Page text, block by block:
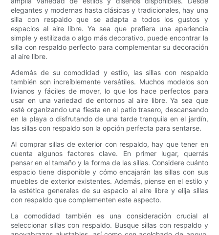
elegantes y modernas hasta clásicas y tradicionales, hay una
silla con respaldo que se adapta a todos los gustos y
espacios al aire libre. Ya sea que prefiera una apariencia
simple y estilizada o algo más decorativo, puede encontrar la
silla con respaldo perfecto para complementar su decoración
al aire libre.
Además de su comodidad y estilo, las sillas con respaldo
también son increíblemente versátiles. Muchos modelos son
livianos y fáciles de mover, lo que los hace perfectos para
usar en una variedad de entornos al aire libre. Ya sea que
esté organizando una fiesta en el patio trasero, descansando
en la playa o disfrutando de una tarde tranquila en el jardín,
las sillas con respaldo son la opción perfecta para sentarse.
Al comprar sillas de exterior con respaldo, hay que tener en
cuenta algunos factores clave. En primer lugar, querrás
pensar en el tamaño y la forma de las sillas. Considere cuánto
espacio tiene disponible y cómo encajarán las sillas con sus
muebles de exterior existentes. Además, piense en el estilo y
la estética generales de su espacio al aire libre y elija sillas
con respaldo que complementen este aspecto.
La comodidad también es una consideración crucial al
seleccionar sillas con respaldo. Busque sillas con respaldo y